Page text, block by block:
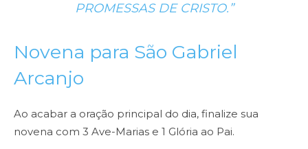
PROMESSAS DE CRISTO.”
Novena para São Gabriel
Arcanjo
Ao acabar a oração principal do dia, finalize sua
novena com 3 Ave-Marias e 1 Glória ao Pai.